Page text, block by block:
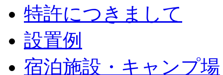
特許につきまして
設置例
宿泊施設・キャンプ場